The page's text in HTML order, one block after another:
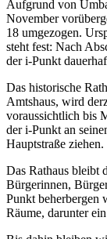
Aufgrund von
November
18 umgezogen.
steht fest: Nach
der i-Punkt
Das historische
Amtshaus, wird
voraussichtlich bis
der i-Punkt an
Hauptstraße ziehen.
Das Rathaus bleibt
Bürgerinnen,
Punkt beherbergen
Räume, darunter